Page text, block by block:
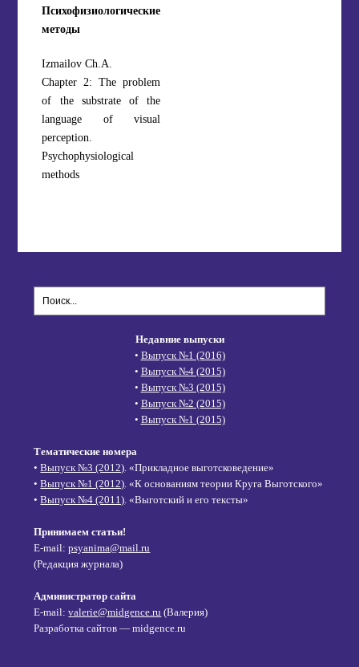
Психофизиологические
методы
Izmailov Ch.A.
Chapter 2: The problem
of the substrate of the
language of visual
perception.
Psychophysiological
methods
Недавние выпуски
• Выпуск №1 (2016)
• Выпуск №4 (2015)
• Выпуск №3 (2015)
• Выпуск №2 (2015)
• Выпуск №1 (2015)
Тематические номера
•Выпуск №3 (2012) . «Прикладное выготсковедение»
•Выпуск №1 (2012) . «К основаниям теории Круга Выготского»
•Выпуск №4 (2011) . «Выготский и его тексты»
Принимаем статьи!
E-mail:psyanima@mail.ru
(Редакция журнала)
Администратор сайта
E-mail:valerie@midgence.ru (Валерия)
Разработка сайтов — midgence.ru